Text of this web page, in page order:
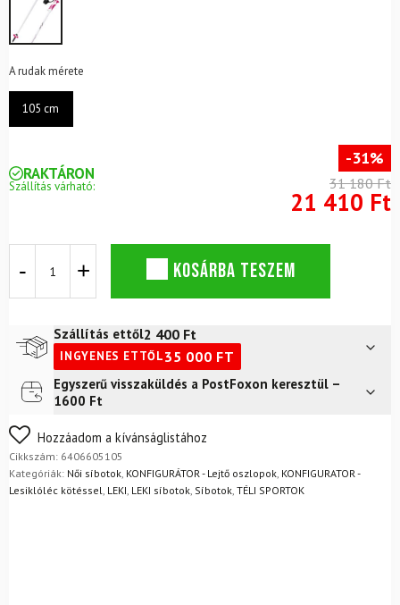
értékelés
alapján
A rudak mérete
105 cm
RAKTÁRON
Szállítás várható:
-31%
31 180 Ft
21 410 Ft
Giulia
mennyiség
KOSÁRBA TESZEM
Szállítás ettől2 400 Ft
INGYENES ETTŐL35 000 FT
Futár a címre2 400
Egyszerű visszaküldés a PostFoxon keresztül –
1600 Ft
Nem biztos a választásában? Semmi gond – a terméket
egyszerűen visszaküldheti 14 napon belül, indoklás nélkül.
Mik a visszaküldés feltételei?
Hozzáadom a kívánságlistához
Cikkszám: 6406605105
Kategóriák: Női síbotok KONFIGURÁTOR - Lejtő oszlopok KONFIGURATOR -
Lesiklóléc kötéssel LEKI LEKI síbotok Síbotok TÉLI SPORTOK